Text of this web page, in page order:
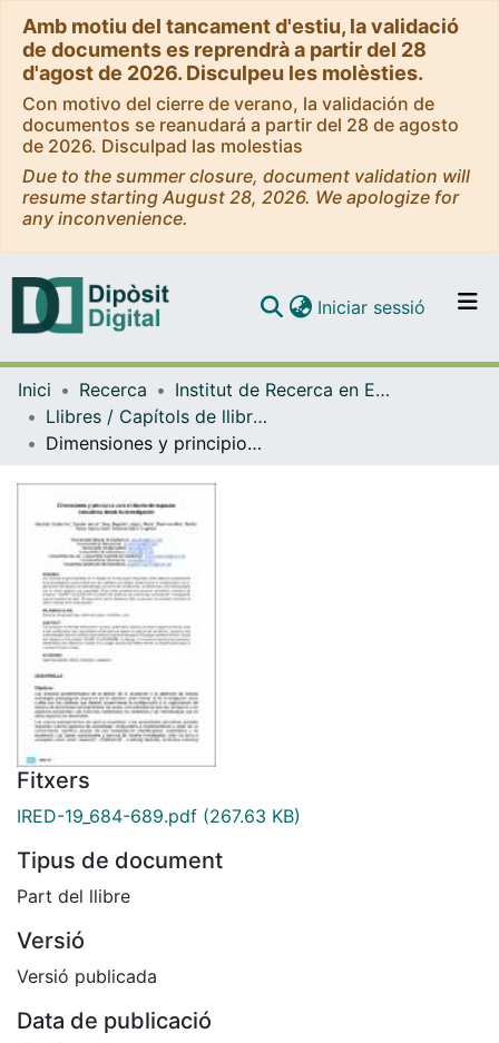
Amb motiu del tancament d'estiu, la validació
de documents es reprendrà a partir del 28
d'agost de 2026. Disculpeu les molèsties.
Con motivo del cierre de verano, la validación de
documentos se reanudará a partir del 28 de agosto
de 2026. Disculpad las molestias
Due to the summer closure, document validation will
resume starting August 28, 2026. We apologize for
any inconvenience.
Navega per tot el DD
Iniciar sessió (current)
Inici Recerca
Institut de Recerca en Educació (IRE.UB)
Llibres / Capítols de llibre (Institut de Recerca en Educació (IRE.UB))
Dimensiones y principios para el diseño de espacios educativos desde la investigación
Fitxers
IRED-19_684-689.pdf (267.63 KB)
Tipus de document
Part del llibre
Versió
Versió publicada
Data de publicació